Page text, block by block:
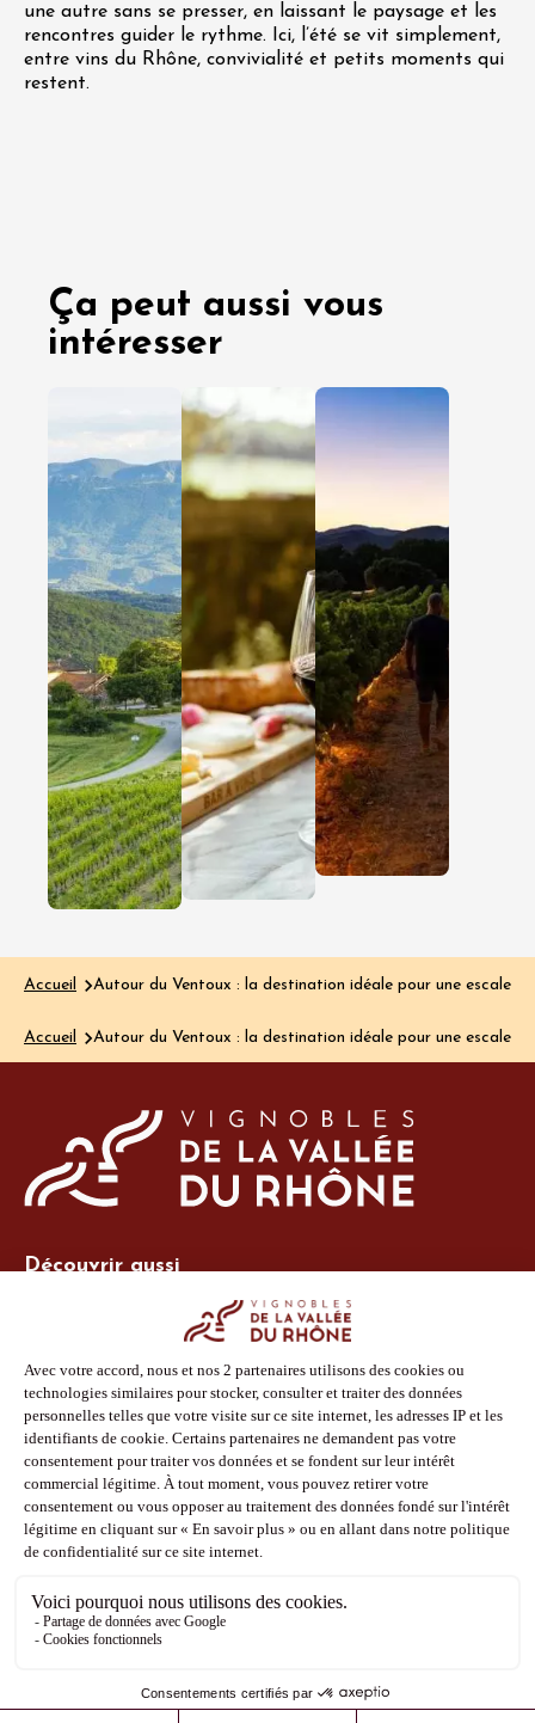
une autre sans se presser, en laissant le paysage et les
rencontres guider le rythme. Ici, l’été se vit simplement,
entre vins du Rhône, convivialité et petits moments qui
restent.
Ça peut aussi vous
intéresser
03 août
2026
En amoureux
Entre amis
Clairette
de Die :
nos idées
d’escales
pour
découvrir
ce vignoble
encore
confidentiel
On connaît la
Clairette de
Die pour ses
bulles délicates
et ses arômes
gourmands.
On connaît…
Lire l'article
Cap sur
Rhône
virée
Dans les
Côtes du
Rhône
autant
verre que
l’assiette…
Lire l'article
Accueil Autour du Ventoux : la destination idéale pour une escale
Accueil Autour du Ventoux : la destination idéale pour une escale
Découvrir aussi
Espace adhérent
Espace presse
Phototèque
Suivez-nous
Facebook
Instagram
Pinterest
Youtube